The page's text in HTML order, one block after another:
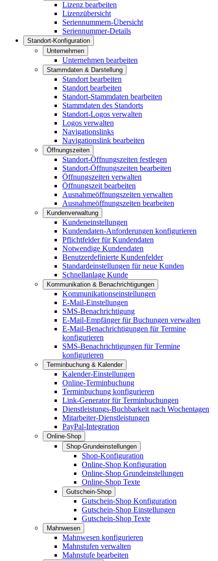
Lizenz bearbeiten
Lizenzübersicht
Seriennummern-Übersicht
Seriennummer-Details
Standort-Konfiguration
Unternehmen
Unternehmen bearbeiten
Stammdaten & Darstellung
Standort bearbeiten
Standort bearbeiten
Standort-Stammdaten bearbeiten
Stammdaten des Standorts
Standort-Logos verwalten
Logos verwalten
Navigationslinks
Navigationslink bearbeiten
Öffnungszeiten
Standort-Öffnungszeiten festlegen
Standort-Öffnungszeiten bearbeiten
Öffnungszeiten verwalten
Öffnungszeit bearbeiten
Ausnahmeöffnungszeiten verwalten
Ausnahmeöffnungszeiten bearbeiten
Kundenverwaltung
Kundeneinstellungen
Kundendaten-Anforderungen konfigurieren
Pflichtfelder für Kundendaten
Notwendige Kundendaten
Benutzerdefinierte Kundenfelder
Standardeinstellungen für neue Kunden
Schnellanlage Kunde
Kommunikation & Benachrichtigungen
Kommunikationseinstellungen
E-Mail-Einstellungen
SMS-Benachrichtigung
E-Mail-Empfänger für Buchungen verwalten
E-Mail-Benachrichtigungen für Termine
konfigurieren
SMS-Benachrichtigungen für Termine
konfigurieren
Terminbuchung & Kalender
Kalender-Einstellungen
Online-Terminbuchung
Terminbuchung konfigurieren
Link-Generator für Terminbuchungen
Dienstleistungs-Buchbarkeit nach Wochentagen
Mitarbeiter-Dienstleistungen
PayPal-Integration
Online-Shop
Shop-Grundeinstellungen
Shop-Konfiguration
Online-Shop Konfiguration
Online-Shop Grundeinstellungen
Online-Shop Texte
Gutschein-Shop
Gutschein-Shop Konfiguration
Gutschein-Shop Einstellungen
Gutschein-Shop Texte
Mahnwesen
Mahnwesen konfigurieren
Mahnstufen verwalten
Mahnstufe bearbeiten